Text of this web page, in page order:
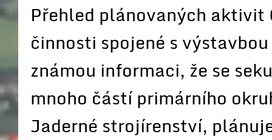
Přehled plánovaných aktivit
činnosti spojené s
známou informaci, že se
mnoho částí primárního
Jaderné strojírenství,